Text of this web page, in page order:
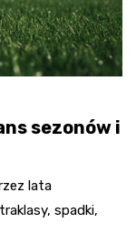
sezonów i
lata
spadki,